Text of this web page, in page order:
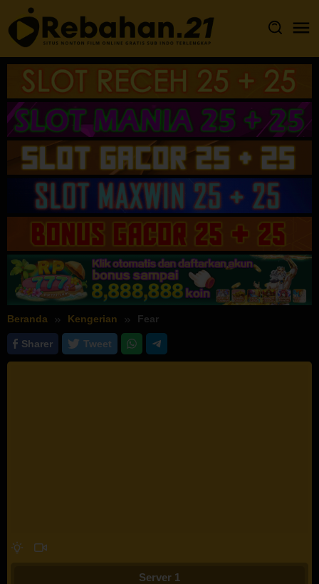
Loncat
ke
konten
Beranda Kengerian Fear
Sharer Tweet
Server 1